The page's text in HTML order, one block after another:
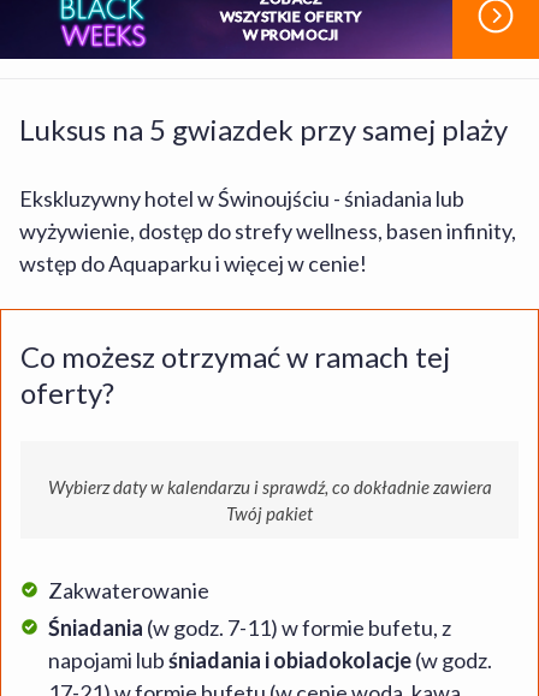
WSZYSTKIE OFERTY
W PROMOCJI
Luksus na 5 gwiazdek przy samej plaży
Ekskluzywny hotel w Świnoujściu - śniadania lub
wyżywienie, dostęp do strefy wellness, basen infinity,
wstęp do Aquaparku i więcej w cenie!
Co możesz otrzymać w ramach tej
oferty?
Wybierz daty w kalendarzu i sprawdź, co dokładnie zawiera
Twój pakiet
Zakwaterowanie
Śniadania (w godz. 7-11) w formie bufetu, z
napojami lubśniadania i obiadokolacje(w godz.